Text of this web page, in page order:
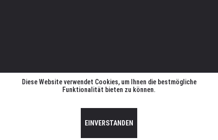
Diese Website verwendet Cookies, um Ihnen die bestmögliche
Funktionalität bieten zu können.
EINVERSTANDEN